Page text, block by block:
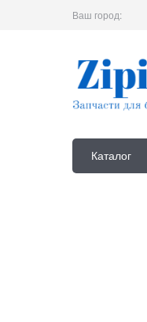
Ваш город:
Каталог